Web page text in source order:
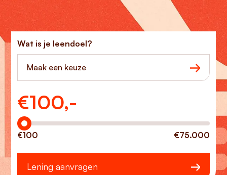
Wat is je leendoel?
Maak een keuze
€100,-
Hoeveel wilt u lenen?
€100 €75.000
Lening aanvragen